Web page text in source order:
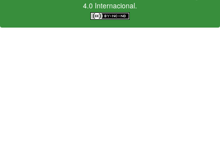
4.0 Internacional.